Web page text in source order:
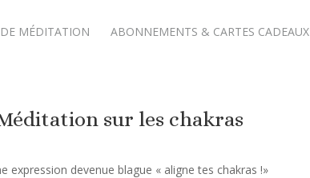
MÉDITATION ABONNEMENTS & CARTES CADEAUX
sur les chakras
expression devenue blague « aligne tes chakras !»